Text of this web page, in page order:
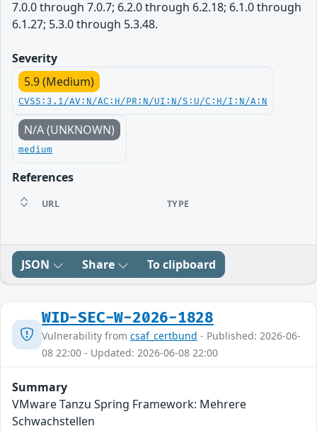
7.0.0 through 7.0.7; 6.2.0 through 6.2.18; 6.1.0 through
6.1.27; 5.3.0 through 5.3.48.
Severity
5.9 (Medium)
CVSS:3.1/AV:N/AC:H/PR:N/UI:N/S:U/C:H/I:N/A:N
N/A (UNKNOWN)
medium
References
URL TYPE
JSON Share To clipboard
WID-SEC-W-2026-1828
Vulnerability from csaf_certbund - Published: 2026-06-
08 22:00 - Updated: 2026-06-08 22:00
Summary
VMware Tanzu Spring Framework: Mehrere
Schwachstellen